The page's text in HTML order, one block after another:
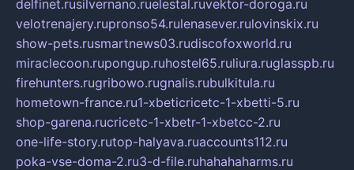
delfinet.rusilvernano.ruelestal.ruvektor-doroga.ru
velotrenajery.rupronso54.rulenasever.rulovinskix.ru
show-pets.rusmartnews03.rudiscofoxworld.ru
miraclecoon.rupongup.ruhostel65.ruliura.ruglasspb.ru
firehunters.rugribowo.rugnalis.rubulkitula.ru
hometown-france.ru1-xbeticricetc-1-xbetti-5.ru
shop-garena.rucricetc-1-xbetr-1-xbetcc-2.ru
one-life-story.rutop-halyava.ruaccounts112.ru
poka-vse-doma-2.ru3-d-file.ruhahahaharms.ru